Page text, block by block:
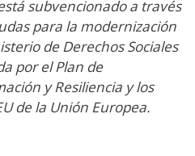
subvencionado a través
para la modernización
de Derechos Sociales
por el Plan de
y Resiliencia y los
de la Unión Europea.